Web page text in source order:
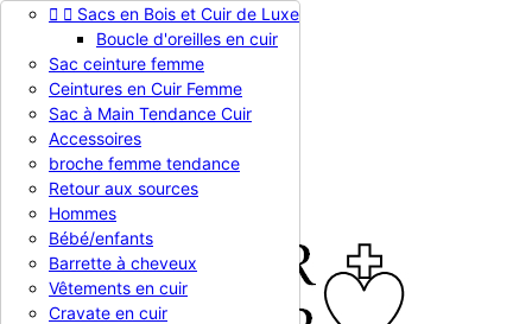
Appelez-nous :0786510612
EUR € 
EUR €
RUB RUB
Connexion
shopping_cart Panier (0)
  Sacs en Bois et Cuir de Luxe
Boucle d'oreilles en cuir
Sac ceinture femme
Ceintures en Cuir Femme
Sac à Main Tendance Cuir
Accessoires
broche femme tendance
Retour aux sources
Hommes
Bébé/enfants
Barrette à cheveux
Vêtements en cuir
Cravate en cuir